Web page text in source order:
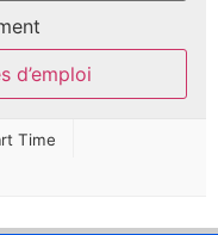
Time